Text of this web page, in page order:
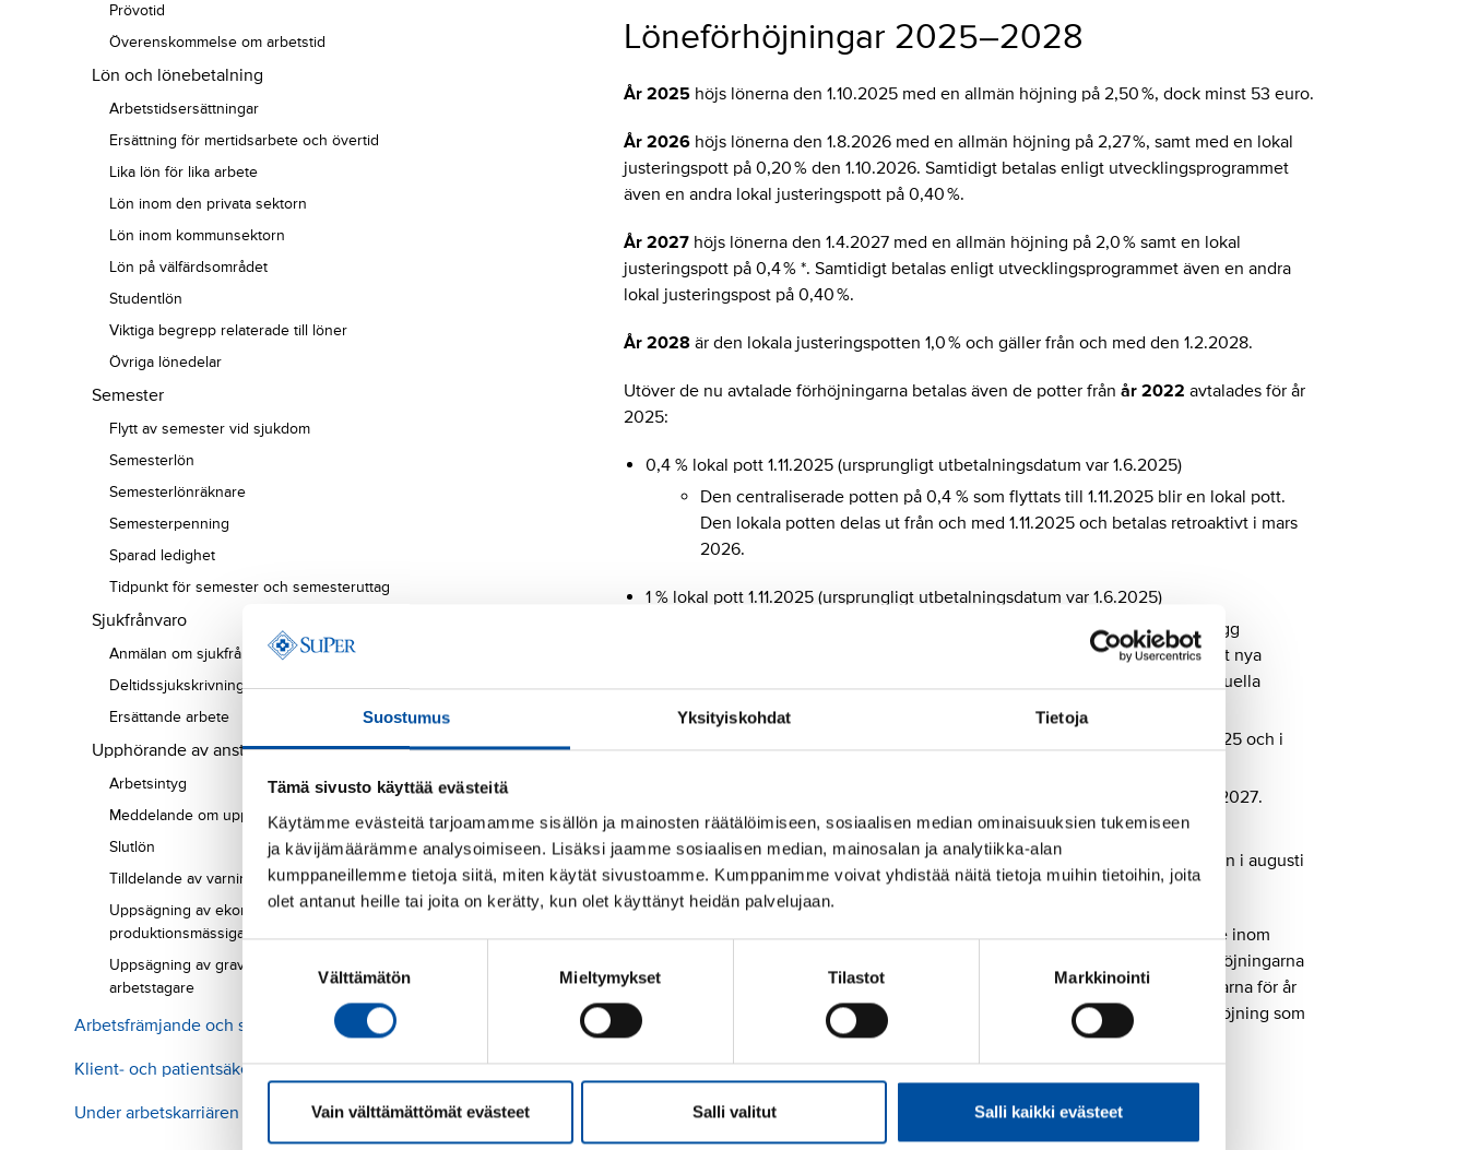
Suostumus Yksityiskohdat Tietoja
Tämä sivusto käyttää evästeitä
Käytämme evästeitä tarjoamamme sisällön ja mainosten räätälöimiseen, sosiaalisen median ominaisuuksien tukemiseen
ja kävijämäärämme analysoimiseen. Lisäksi jaamme sosiaalisen median, mainosalan ja analytiikka-alan
kumppaneillemme tietoja siitä, miten käytät sivustoamme. Kumppanimme voivat yhdistää näitä tietoja muihin tietoihin, joita
olet antanut heille tai joita on kerätty, kun olet käyttänyt heidän palvelujaan.
Välttämätön Mieltymykset Tilastot Markkinointi
Vain välttämättömät evästeet Salli valitut Salli kaikki evästeet
Prövotid
Överenskommelse om arbetstid
Lön och lönebetalning
Arbetstidsersättningar
Ersättning för mertidsarbete och övertid
Lika lön för lika arbete
Lön inom den privata sektorn
Lön inom kommunsektorn
Lön på välfärdsområdet
Studentlön
Viktiga begrepp relaterade till löner
Övriga lönedelar
Semester
Flytt av semester vid sjukdom
Semesterlön
Semesterlönräknare
Semesterpenning
Sparad ledighet
Tidpunkt för semester och semesteruttag
Sjukfrånvaro
Anmälan om sjukfrånvaro
Deltidssjukskrivning
Ersättande arbete
Upphörande av anställningen
Arbetsintyg
Meddelande om uppsägning
Slutlön
Tilldelande av varning
Uppsägning av ekonomiska eller
produktionsmässiga skäl
Uppsägning av gravid eller föräldraledig
arbetstagare
Arbetsfrämjande och säkerhet
Klient- och patientsäkerhet
Under arbetskarriären
Löneförhöjningar 2025–2028
År 2025höjs lönerna den 1.10.2025 med en allmän höjning på 2,50 %, dock minst 53 euro.
År 2026höjs lönerna den 1.8.2026 med en allmän höjning på 2,27 %, samt med en lokal
justeringspott på 0,20 % den 1.10.2026. Samtidigt betalas enligt utvecklingsprogrammet
även en andra lokal justeringspott på 0,40 %.
År 2027höjs lönerna den 1.4.2027 med en allmän höjning på 2,0 % samt en lokal
justeringspott på 0,4 % *. Samtidigt betalas enligt utvecklingsprogrammet även en andra
lokal justeringspost på 0,40 %.
År 2028 är den lokala justeringspotten 1,0 % och gäller från och med den 1.2.2028.
Utöver de nu avtalade förhöjningarna betalas även de potter från år 2022 avtalades för år
2025:
0,4 % lokal pott 1.11.2025 (ursprungligt utbetalningsdatum var 1.6.2025)
Den centraliserade potten på 0,4 % som flyttats till 1.11.2025 blir en lokal pott.
Den lokala potten delas ut från och med 1.11.2025 och betalas retroaktivt i mars
2026.
1 % lokal pott 1.11.2025 (ursprungligt utbetalningsdatum var 1.6.2025)
Förhandlingarna om lönesystemet pågår, så ett procentuellt lönetillägg
motsvarande den lokala potten betalas från och med 1.11.2025 tills det nya
lönesystemet har tagits i bruk, dock högst till 30.9.2026. Det procentuella
lönetillägget betalas alltså sista gången i oktober 2026.
Den procentuella lönetilläggen kommer att betalas ut i december 2025 och i
Den lokala potten betalas ut när det nya systemet tas i bruk, dock senast 1.1.2027.
För perioden 1.10.2026 – införandet betalas potten (1 %) retroaktivt.
Engångsersättningen av 76 euro betalas ut i samband med löneutbetalningen i augusti
2025.
*Löneförhöjningarna för år 2027 är kopplade till kollektivavtalet för arbetstagare inom
teknologiindustrin så att om nämnda avtal för det tredje året sägs upp, och förhöjningarna
för det sista året i det ifrågavarande avtalet ändras, ändras även löneförhöjningarna för år
2027 i detta avtal i samma proportion. Denna bestämmelse gäller inte den förhöjning som
följer av löneprogrammet
Förändringar i arbetsvillkoren